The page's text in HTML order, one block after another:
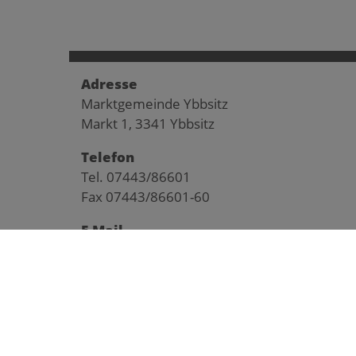
Adresse
Marktgemeinde Ybbsitz
Markt 1, 3341 Ybbsitz
Telefon
Tel. 07443/86601
Fax 07443/86601-60
E-Mail